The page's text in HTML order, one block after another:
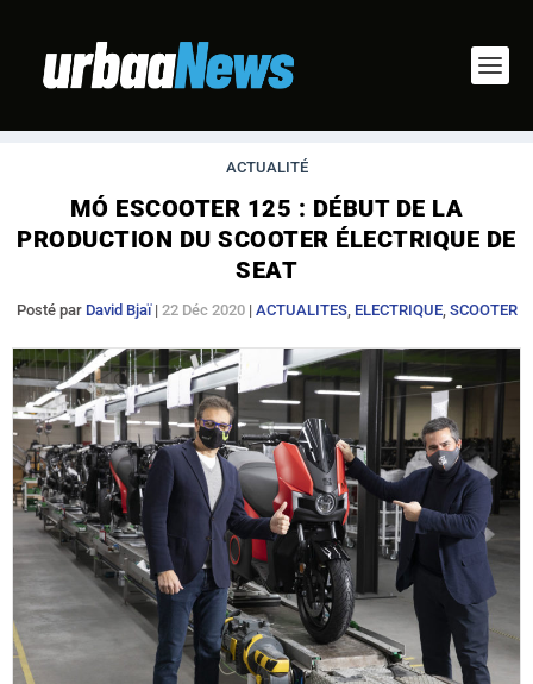
ACTUALITÉ
MÓ ESCOOTER 125 : DÉBUT DE LA
PRODUCTION DU SCOOTER ÉLECTRIQUE DE
SEAT
Posté par David Bjaï| 22 Déc 2020| ACTUALITES, ELECTRIQUE, SCOOTER